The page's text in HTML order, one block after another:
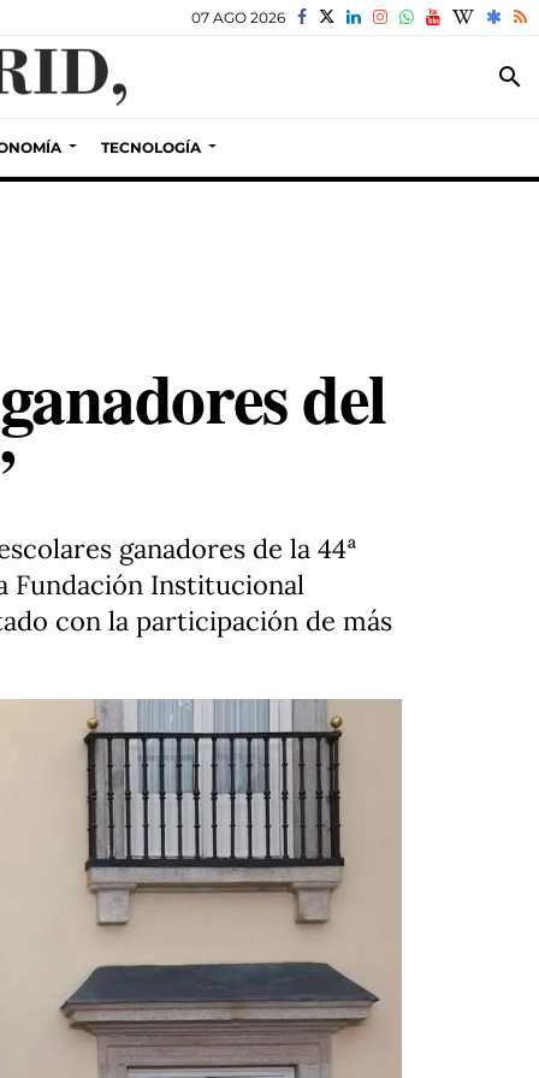
07 AGO 2026
search
TECNOLOGÍA
del
ganadores de la 44ª
Fundación Institucional
con la participación de más